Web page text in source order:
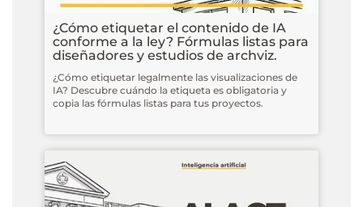
¿Cómo etiquetar el contenido de IA
conforme a la ley? Fórmulas listas para
diseñadores y estudios de archviz.
¿Cómo etiquetar legalmente las visualizaciones de
IA? Descubre cuándo la etiqueta es obligatoria y
copia las fórmulas listas para tus proyectos.